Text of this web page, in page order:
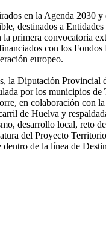
en la Agenda 2030
destinados a Entidades
la primera convocatoria
con los
europeo.
la Diputación Provincial
por los municipios de
en colaboración con
de Huelva y
desarrollo local, reto
del Proyecto
dentro de la línea de